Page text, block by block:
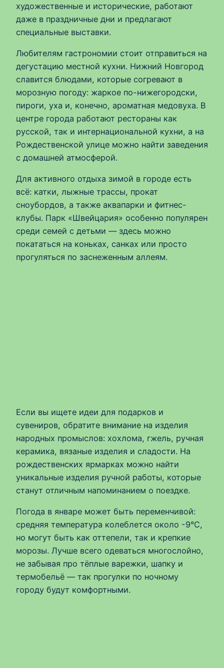
художественные и исторические, работают
даже в праздничные дни и предлагают
специальные выставки.
Любителям гастрономии стоит отправиться на
дегустацию местной кухни. Нижний Новгород
славится блюдами, которые согревают в
морозную погоду: жаркое по-нижегородски,
пироги, уха и, конечно, ароматная медовуха. В
центре города работают рестораны как
русской, так и интернациональной кухни, а на
Рождественской улице можно найти заведения
с домашней атмосферой.
Для активного отдыха зимой в городе есть
всё: катки, лыжные трассы, прокат
сноубордов, а также аквапарки и фитнес-
клубы. Парк «Швейцария» особенно популярен
среди семей с детьми — здесь можно
покататься на коньках, санках или просто
прогуляться по заснеженным аллеям.
Если вы ищете идеи для подарков и
сувениров, обратите внимание на изделия
народных промыслов: хохлома, гжель, ручная
керамика, вязаные изделия и сладости. На
рождественских ярмарках можно найти
уникальные изделия ручной работы, которые
станут отличным напоминанием о поездке.
Погода в январе может быть переменчивой:
средняя температура колеблется около -9°C,
но могут быть как оттепели, так и крепкие
морозы. Лучше всего одеваться многослойно,
не забывая про тёплые варежки, шапку и
термобельё — так прогулки по ночному
городу будут комфортными.